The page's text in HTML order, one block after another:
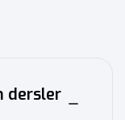
dersler